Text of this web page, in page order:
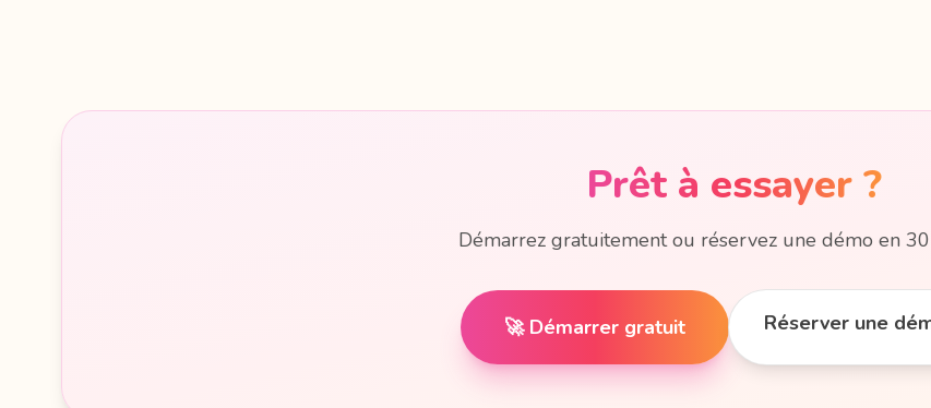
Prêt à essayer ?
Démarrez gratuitement ou réservez une démo en
🚀 Démarrer gratuit Réserver une